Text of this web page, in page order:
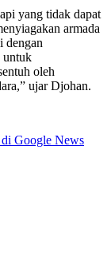
yang tidak dapat
armada
dengan
untuk
oleh
ujar Djohan.
Google News